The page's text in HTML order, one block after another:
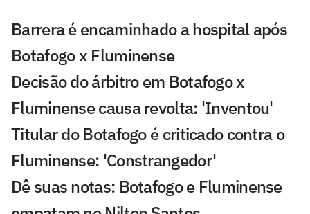
Barrera é encaminhado a hospital após
Botafogo x Fluminense
Decisão do árbitro em Botafogo x
Fluminense causa revolta: 'Inventou'
Titular do Botafogo é criticado contra o
Fluminense: 'Constrangedor'
Dê suas notas: Botafogo e Fluminense